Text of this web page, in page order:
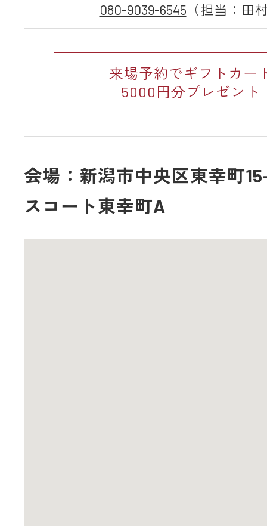
080-9039-6545 （担当：田
来場予約でギフトカー
5000円分プレゼント
会場：新潟市中央区東幸町
スコート東幸町A